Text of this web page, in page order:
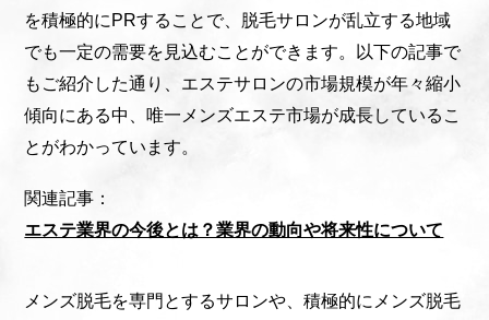
を積極的にPRすることで、脱毛サロンが乱立する地域
でも一定の需要を見込むことができます。以下の記事で
もご紹介した通り、エステサロンの市場規模が年々縮小
傾向にある中、唯一メンズエステ市場が成長しているこ
とがわかっています。
関連記事：
エステ業界の今後とは？業界の動向や将来性について
メンズ脱毛を専門とするサロンや、積極的にメンズ脱毛